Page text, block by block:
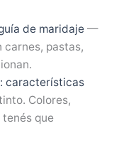
de maridaje —
carnes, pastas,
características
Colores,
tenés que